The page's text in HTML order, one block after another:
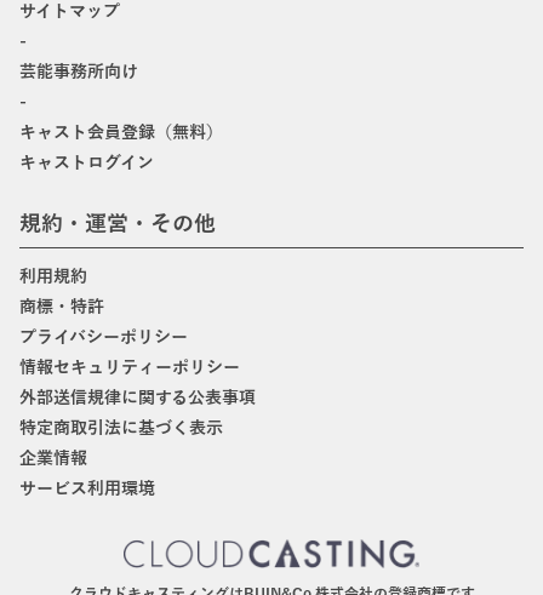
サイトマップ
-
芸能事務所向け
-
キャスト会員登録（無料）
キャストログイン
規約・運営・その他
利用規約
商標・特許
プライバシーポリシー
情報セキュリティーポリシー
外部送信規律に関する公表事項
特定商取引法に基づく表示
企業情報
サービス利用環境